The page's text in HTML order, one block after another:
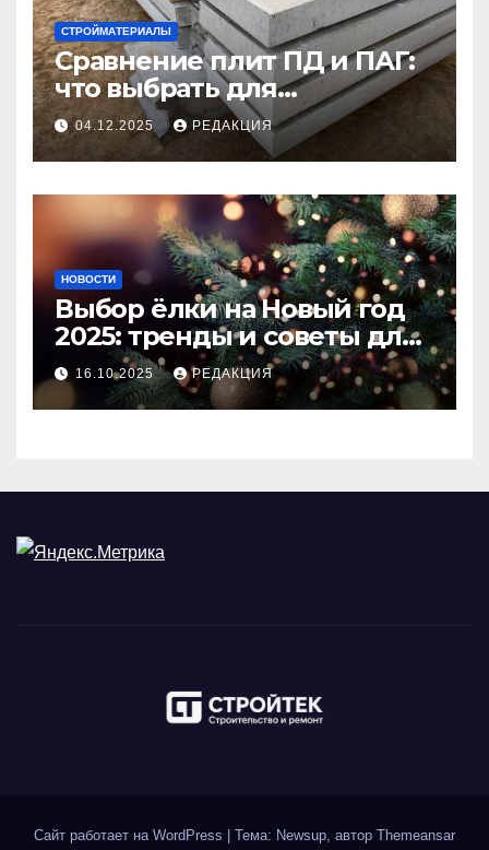
СТРОЙМАТЕРИАЛЫ
Сравнение плит ПД и ПАГ:
что выбрать для
долговечного и прочного
покрытия
04.12.2025 РЕДАКЦИЯ
НОВОСТИ
Выбор ёлки на Новый год
2025: тренды и советы для
идеального праздника
16.10.2025 РЕДАКЦИЯ
Сайт работает на WordPress Тема: Newsup, автор Themeansar